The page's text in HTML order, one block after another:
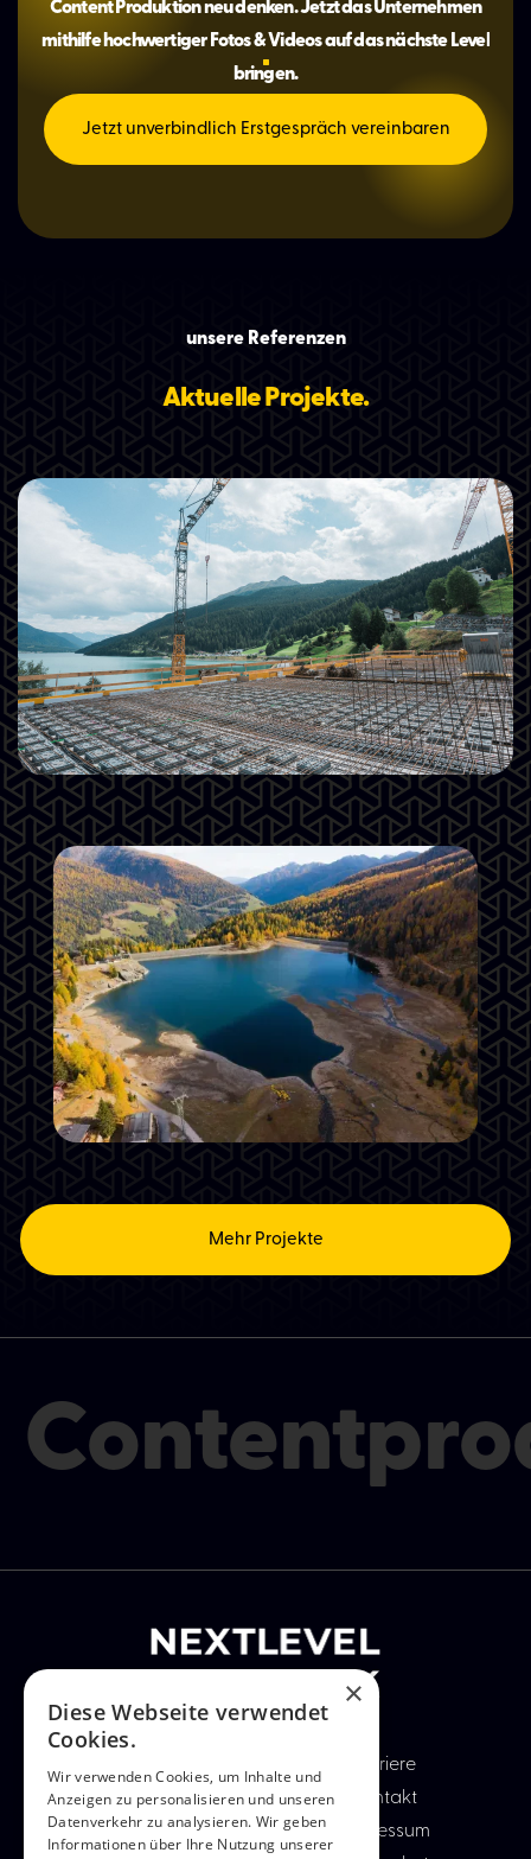
Content Produktion neu denken. Jetzt das Unternehmen
mithilfe hochwertiger Fotos & Videos auf das nächste Level
bringen.
Jetzt unverbindlich Erstgespräch vereinbaren
unsere Referenzen
Aktuelle Projekte.
Progress AG | Zeitraffervideo
Progress AG
Vanzo Metall GmbH | Schlanders
Mehr Projekte
Leistungen
Referenzen
Karriere
Kontakt
Impressum
×
Diese Webseite verwendet
Cookies.
Wir verwenden Cookies, um Inhalte und
Anzeigen zu personalisieren und unseren
Datenverkehr zu analysieren. Wir geben
Informationen über Ihre Nutzung unserer